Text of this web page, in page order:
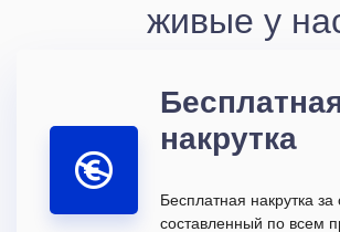
живые у
накрутка
Бесплатная накрутка за
составленный по всем